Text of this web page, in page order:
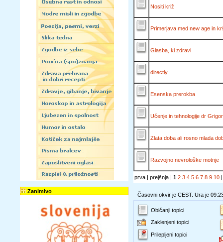
Zanimivo
Nositi križ
Primerjava med new age in
Glasba, ki zdravi
directly
Esenska prerokba
Učenje in tehnologije dr
Zlata doba ali rosno mlada
Razvojno nevrološke motnje
prva | prejšnja | 1 2 3 4 5 6 7 8 9 10
Časovni okvir je CEST. Ura je
Običanji topici
Zaklenjeni topici
Prilepljeni topici